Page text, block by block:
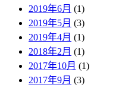
2019年6月 (1)
2019年5月 (3)
2019年4月 (1)
2018年2月 (1)
2017年10月 (1)
2017年9月 (3)